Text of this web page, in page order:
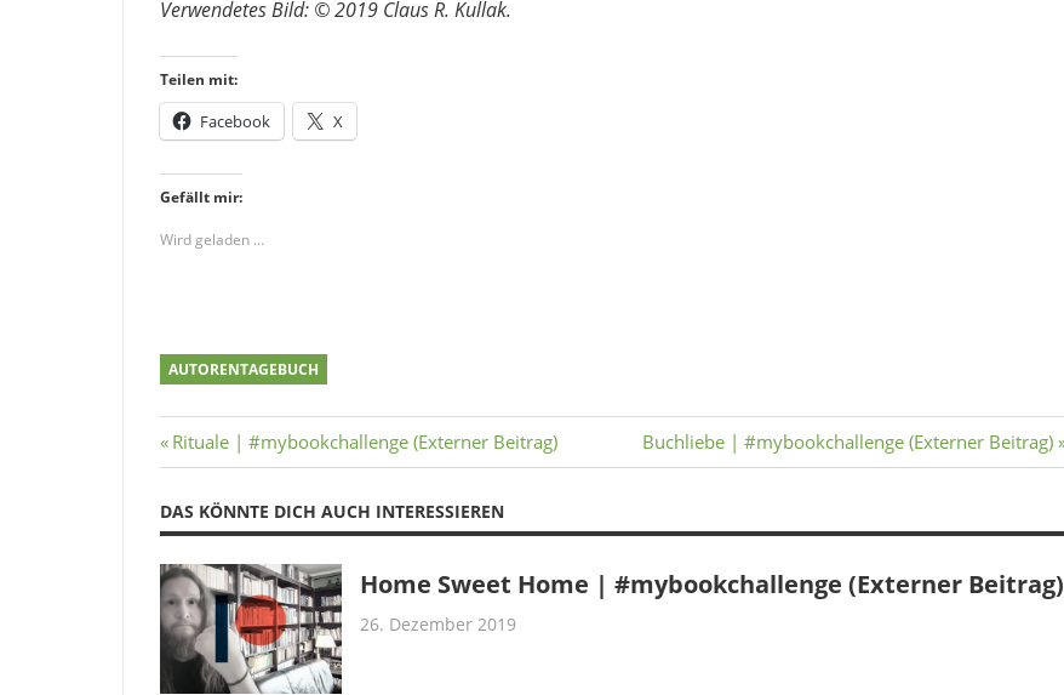
Verwendetes Bild: © 2019 Claus R. Kullak.
Teilen mit:
Facebook X
Gefällt mir:
Wird geladen …
AUTORENTAGEBUCH
Beitragsnavigation
Vorheriger
Beitrag:
Rituale | #mybookchallenge (Externer Beitrag)
Nächster
Beitrag:
Buchliebe | #mybookchallenge (Externer Beitrag)
DAS KÖNNTE DICH AUCH INTERESSIEREN
Home Sweet Home | #mybookchallenge (Externer Beitrag)
26. Dezember 2019